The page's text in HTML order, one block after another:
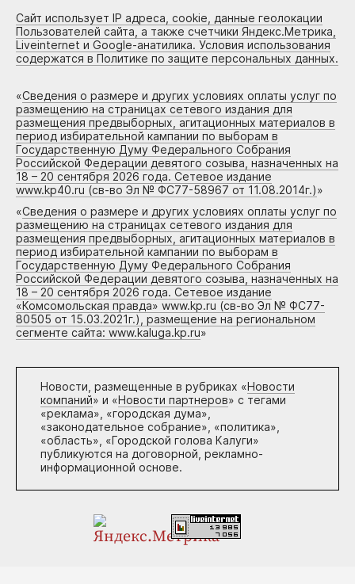
Сайт использует IP адреса, cookie, данные геолокации
Пользователей сайта, а также счетчики Яндекс.Метрика,
Liveinternet и Google-анатилика. Условия использования
содержатся в Политике по защите персональных данных.
«Сведения о размере и других условиях оплаты услуг по
размещению на страницах сетевого издания для
размещения предвыборных, агитационных материалов в
период избирательной кампании по выборам в
Государственную Думу Федерального Собрания
Российской Федерации девятого созыва, назначенных на
18 – 20 сентября 2026 года. Сетевое издание
www.kp40.ru (св-во Эл № ФС77-58967 от 11.08.2014г.)»
«Сведения о размере и других условиях оплаты услуг по
размещению на страницах сетевого издания для
размещения предвыборных, агитационных материалов в
период избирательной кампании по выборам в
Государственную Думу Федерального Собрания
Российской Федерации девятого созыва, назначенных на
18 – 20 сентября 2026 года. Сетевое издание
«Комсомольская правда» www.kp.ru (св-во Эл № ФС77-
80505 от 15.03.2021г.), размещение на региональном
сегменте сайта: www.kaluga.kp.ru»
Новости, размещенные в рубриках «Новости
компаний» и «Новости партнеров» с тегами
«реклама», «городская дума»,
«законодательное собрание», «политика»,
«область», «Городской голова Калуги»
публикуются на договорной, рекламно-
информационной основе.